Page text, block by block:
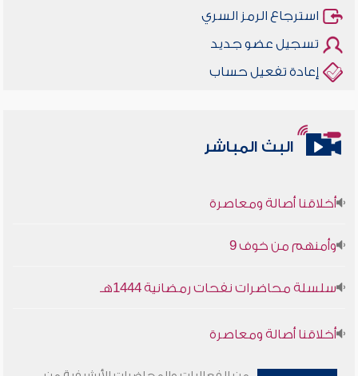
استرجاع الرمز السري
تسجيل عضو جديد
إعادة تفعيل حساب
البث المباشر